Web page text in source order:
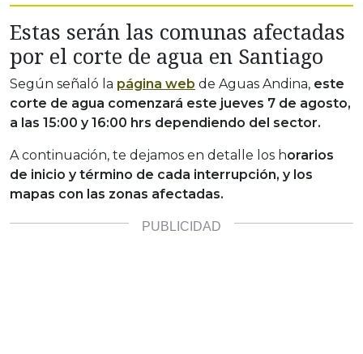
Estas serán las comunas afectadas
por el corte de agua en Santiago
Según señaló la página web de Aguas Andina, este
corte de agua comenzará este jueves 7 de agosto,
a las 15:00 y 16:00 hrs dependiendo del sector.
A continuación, te dejamos en detalle los horarios
de inicio y término de cada interrupción, y los
mapas con las zonas afectadas.